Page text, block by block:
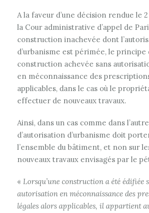
A la faveur d’une décision rendue le
la Cour administrative d’appel de
construction inachevée dont
d’urbanisme est périmée, le principe
construction achevée sans
en méconnaissance des
applicables, dans le cas où le
effectuer de nouveaux travaux.
Ainsi, dans un cas comme dans
d’autorisation d’urbanisme doit
l’ensemble du bâtiment, et non sur
nouveaux travaux envisagés par le
« Lorsqu’une construction a été édifiée
autorisation en méconnaissance des
légales alors applicables, il appartient